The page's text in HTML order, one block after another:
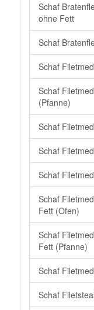
Schaf
ohne Fett
Schaf
Schaf
Schaf
(Pfanne)
Schaf
Schaf
Schaf
Schaf
Fett (Ofen)
Schaf
Fett (Pfanne)
Schaf
Schaf